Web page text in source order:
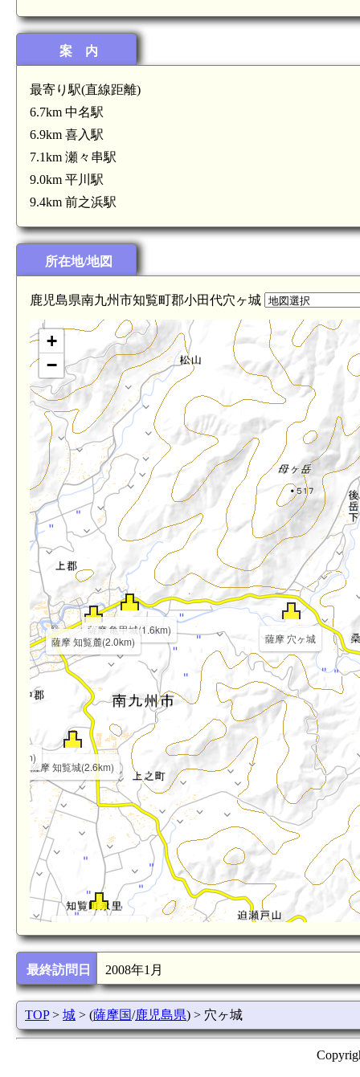
案 内
最寄り駅(直線距離)
6.7km 中名駅
6.9km 喜入駅
7.1km 瀬々串駅
9.0km 平川駅
9.4km 前之浜駅
所在地/地図
鹿児島県南九州市知覧町郡小田代穴ヶ城
薩摩 穴ヶ城
薩摩 亀甲城(1.6km)
薩摩 知覧麓(2.0km)
薩摩 知覧城(2.6km)
内青折城(6.1km)
+
−
最終訪問日 2008年1月
TOP> 城 > (薩摩国/鹿児島県) > 穴ヶ城